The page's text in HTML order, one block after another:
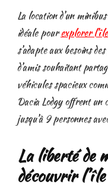
La location d’un
idéale pourexplorer
s’adapte aux besoins
d’amis souhaitant
véhicules spacieux
Dacia Lodgy offrent
jusqu’à 9 personnes
La liberté de
découvrir